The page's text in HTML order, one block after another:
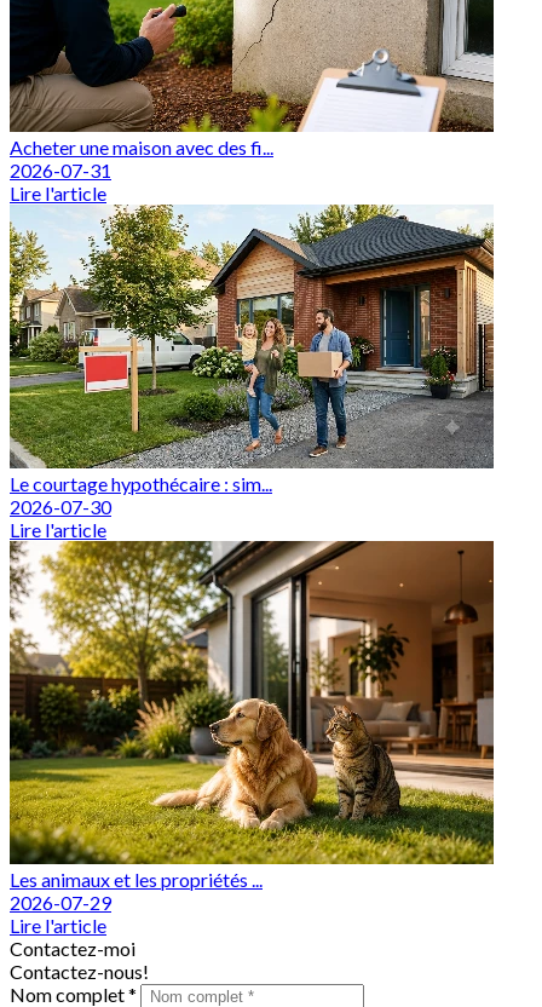
Acheter une maison avec des fi...
2026-07-31
Lire l'article
Le courtage hypothécaire : sim...
2026-07-30
Lire l'article
Les animaux et les propriétés ...
2026-07-29
Lire l'article
Contactez-moi
Contactez-nous!
Nom complet *